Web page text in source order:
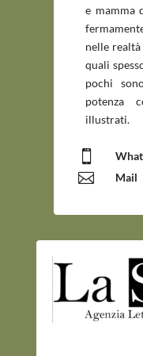
e mamma
nelle
quali
pochi
potenza
illustrati.

 Mail